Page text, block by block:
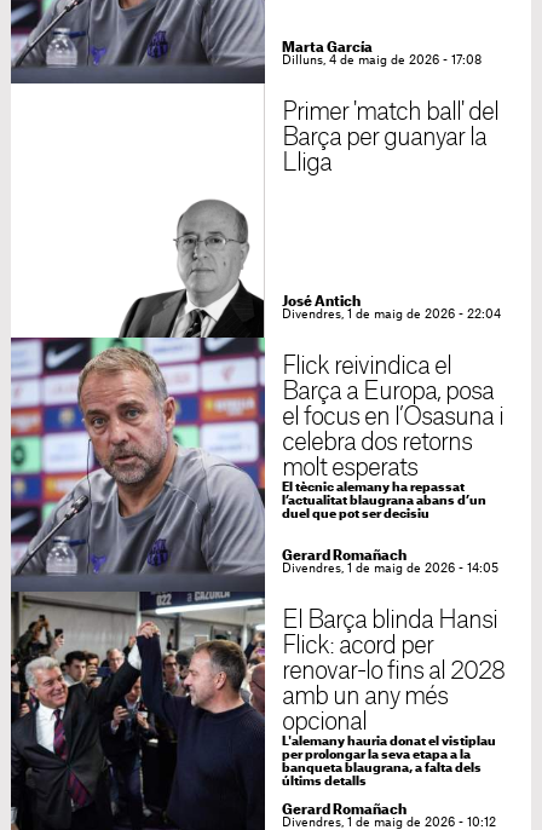
Marta García
Dilluns, 4 de maig de 2026 - 17:08
Primer 'match ball' del
Barça per guanyar la
Lliga
José Antich
Divendres, 1 de maig de 2026 - 22:04
Flick reivindica el
Barça a Europa, posa
el focus en l’Osasuna i
celebra dos retorns
molt esperats
El tècnic alemany ha repassat
l’actualitat blaugrana abans d’un
duel que pot ser decisiu
Gerard Romañach
Divendres, 1 de maig de 2026 - 14:05
El Barça blinda Hansi
Flick: acord per
renovar-lo fins al 2028
amb un any més
opcional
L'alemany hauria donat el vistiplau
per prolongar la seva etapa a la
banqueta blaugrana, a falta dels
últims detalls
Gerard Romañach
Divendres, 1 de maig de 2026 - 10:12